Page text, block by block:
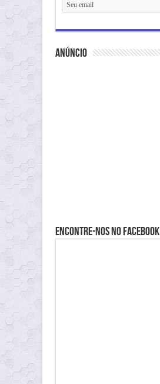
anúncio
Encontre-nos no Facebook